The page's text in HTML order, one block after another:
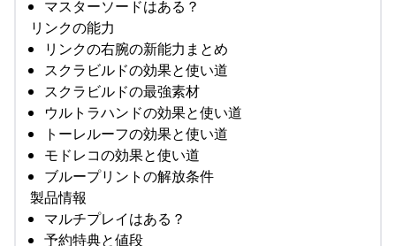
マスターソードはある？
リンクの能力
リンクの右腕の新能力まとめ
スクラビルドの効果と使い道
スクラビルドの最強素材
ウルトラハンドの効果と使い道
トーレルーフの効果と使い道
モドレコの効果と使い道
ブループリントの解放条件
製品情報
マルチプレイはある？
予約特典と値段